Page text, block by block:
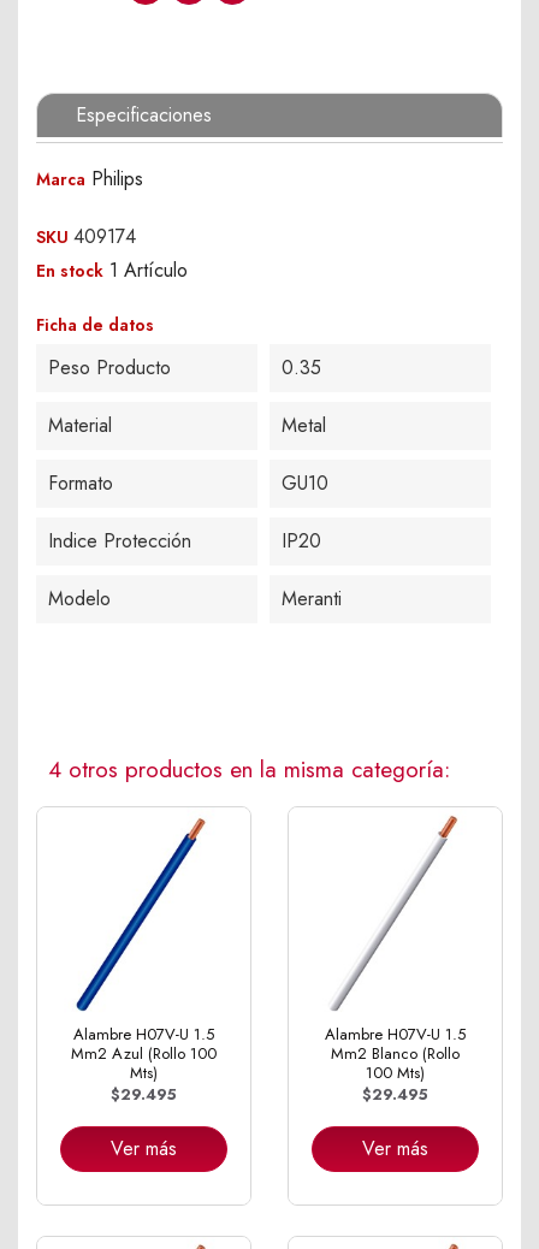
Especificaciones
Marca Philips
SKU 409174
En stock 1 Artículo
Ficha de datos
Peso Producto 0.35
Material Metal
Formato GU10
Indice Protección IP20
Modelo Meranti
4 otros productos en la misma categoría:
Alambre H07V-U 1.5
Mm2 Azul (Rollo 100
Mts)
$29.495
Ver más
Alambre H07V-U 1.5
Mm2 Blanco (Rollo
100 Mts)
$29.495
Ver más